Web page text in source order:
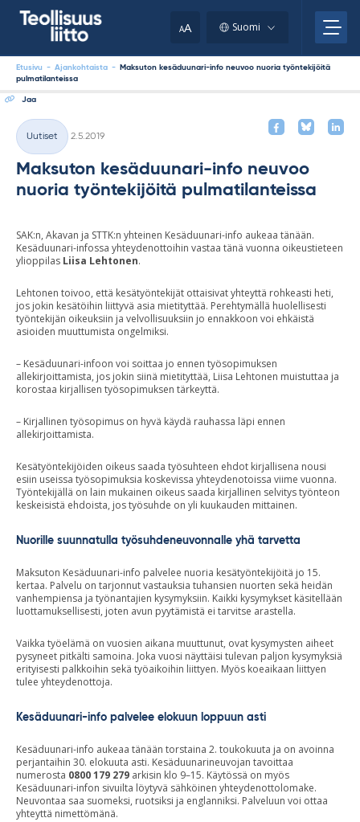
AA Suomi
Etusivu - Ajankohtaista -
Maksuton kesäduunari-info neuvoo nuoria työntekijöitä
pulmatilanteissa
Jaa
Kategoriat
Uutiset
2.5.2019
Maksuton kesäduunari-info neuvoo
nuoria työntekijöitä pulmatilanteissa
SAK:n, Akavan ja STTK:n yhteinen Kesäduunari-info aukeaa tänään.
Kesäduunari-infossa yhteydenottoihin vastaa tänä vuonna oikeustieteen
ylioppilas Liisa Lehtonen.
Lehtonen toivoo, että kesätyöntekijät ottaisivat yhteyttä rohkeasti heti,
jos jokin kesätöihin liittyvä asia mietityttää. Perehtymällä huolellisesti
työntekijän oikeuksiin ja velvollisuuksiin jo ennakkoon voi ehkäistä
asioiden muuttumista ongelmiksi.
– Kesäduunari-infoon voi soittaa jo ennen työsopimuksen
allekirjoittamista, jos jokin siinä mietityttää, Liisa Lehtonen muistuttaa ja
korostaa kirjallisen työsopimuksen tärkeyttä.
– Kirjallinen työsopimus on hyvä käydä rauhassa läpi ennen
allekirjoittamista.
Kesätyöntekijöiden oikeus saada työsuhteen ehdot kirjallisena nousi
esiin useissa työsopimuksia koskevissa yhteydenotoissa viime vuonna.
Työntekijällä on lain mukainen oikeus saada kirjallinen selvitys työnteon
keskeisistä ehdoista, jos työsuhde on yli kuukauden mittainen.
Nuorille suunnatulla työsuhdeneuvonnalle yhä tarvetta
Maksuton Kesäduunari-info palvelee nuoria kesätyöntekijöitä jo 15.
kertaa. Palvelu on tarjonnut vastauksia tuhansien nuorten sekä heidän
vanhempiensa ja työnantajien kysymyksiin. Kaikki kysymykset käsitellään
luottamuksellisesti, joten avun pyytämistä ei tarvitse arastella.
Vaikka työelämä on vuosien aikana muuttunut, ovat kysymysten aiheet
pysyneet pitkälti samoina. Joka vuosi näyttäisi tulevan paljon kysymyksiä
erityisesti palkkoihin sekä työaikoihin liittyen. Myös koeaikaan liittyen
tulee yhteydenottoja.
Kesäduunari-info palvelee elokuun loppuun asti
Kesäduunari-info aukeaa tänään torstaina 2. toukokuuta ja on avoinna
perjantaihin 30. elokuuta asti. Kesäduunarineuvojan tavoittaa
numerosta 0800 179 279 arkisin klo 9–15. Käytössä on myös
Kesäduunari-infon sivuilta löytyvä sähköinen yhteydenottolomake.
Neuvontaa saa suomeksi, ruotsiksi ja englanniksi. Palveluun voi ottaa
yhteyttä nimettömänä.
clipboard.)